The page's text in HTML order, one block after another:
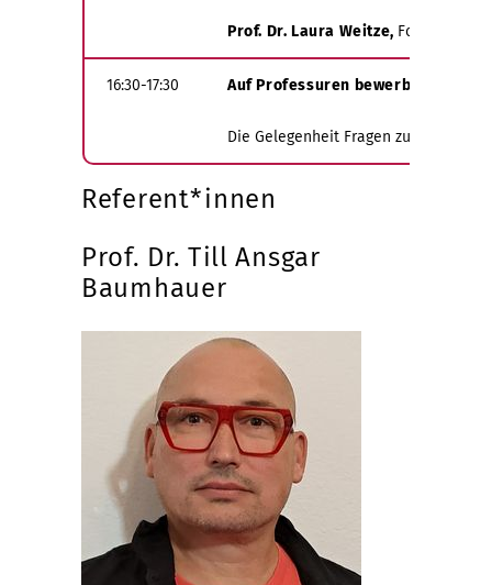
Prof. Dr. Laura Weitze,
16:30-17:30 Auf Professuren bewerben | Q&A
Die Gelegenheit Fragen zu
Referent*innen
Prof. Dr. Till Ansgar
Baumhauer